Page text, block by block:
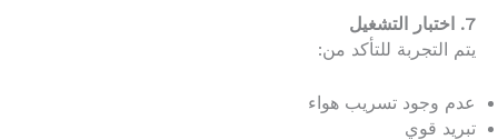
7. اختبار التشغيل
يتم التجربة للتأكد من:
عدم وجود تسريب هواء
تبريد قوي